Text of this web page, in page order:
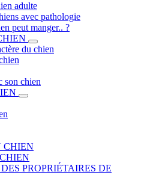
adulte
avec pathologie
peut manger.. ?
du chien
son chien
CHIEN
PROPRIÉTAIRES DE